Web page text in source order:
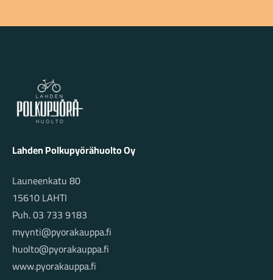
Lahden Polkupyörähuolto - etusivulle
Lahden Polkupyörähuolto Oy
Launeenkatu 80
15610 LAHTI
Puh. 03 733 9183
myynti@pyorakauppa.fi
huolto@pyorakauppa.fi
www.pyorakauppa.fi